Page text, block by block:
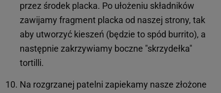
przez środek placka. Po ułożeniu składników
zawijamy fragment placka od naszej strony, tak
aby utworzyć kieszeń (będzie to spód burrito), a
następnie zakrzywiamy boczne "skrzydełka"
tortilli.
Na rozgrzanej patelni zapiekamy nasze złożone